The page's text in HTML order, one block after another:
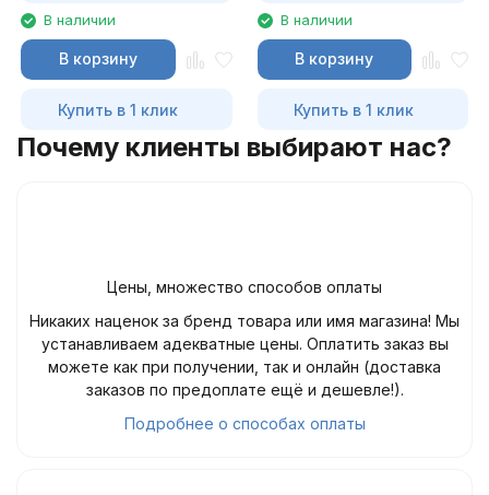
В наличии
В корзину
Купить в 1 клик
В наличии
В корзину
Купить в 1 клик
Почему клиенты выбирают нас?
Цены, множество способов оплаты
Никаких наценок за бренд товара или имя магазина! Мы
устанавливаем адекватные цены. Оплатить заказ вы
можете как при получении, так и онлайн (доставка
заказов по предоплате ещё и дешевле!).
Подробнее о способах оплаты